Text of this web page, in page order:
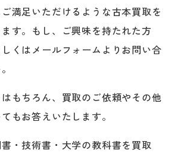
満足いただけるような古本買取を
す。もし、ご興味を持たれた方
くはメールフォームよりお問い合
もちろん、買取のご依頼やその他
もお答えいたします。
・技術書・大学の教科書を買取